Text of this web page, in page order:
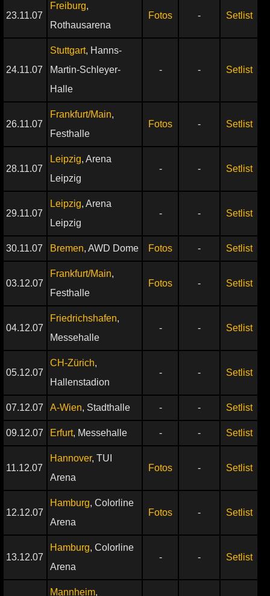
23.11.07
Freiburg,
Rothausarena
Fotos - Setlist
24.11.07
Stuttgart, Hanns-
Martin-Schleyer-
Halle
- - Setlist
26.11.07
Frankfurt/Main,
Festhalle
Fotos - Setlist
28.11.07
Leipzig, Arena
Leipzig
- - Setlist
29.11.07
Leipzig, Arena
Leipzig
- - Setlist
30.11.07 Bremen, AWD Dome Fotos - Setlist
03.12.07
Frankfurt/Main,
Festhalle
Fotos - Setlist
04.12.07
Friedrichshafen,
Messehalle
- - Setlist
05.12.07
CH-Zürich,
Hallenstadion
- - Setlist
07.12.07 A-Wien, Stadthalle - - Setlist
09.12.07 Erfurt, Messehalle - - Setlist
11.12.07
Hannover, TUI
Arena
Fotos - Setlist
12.12.07
Hamburg, Colorline
Arena
Fotos - Setlist
13.12.07
Hamburg, Colorline
Arena
- - Setlist
Mannheim,